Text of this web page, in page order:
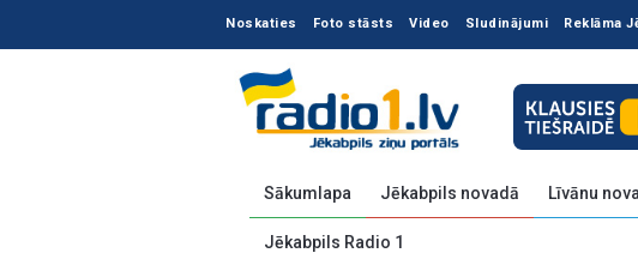
Noskaties Foto stāsts Video Sludinājumi Reklāma
Sākumlapa Jēkabpils novadā Līvānu
Jēkabpils Radio 1